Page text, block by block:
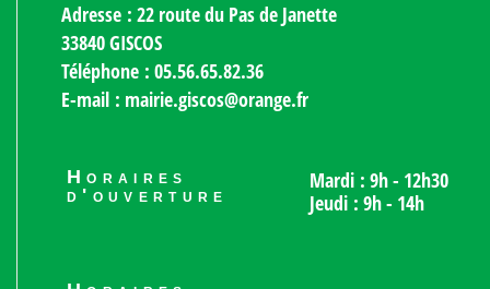
Adresse : 22 route du Pas de Janette
33840 GISCOS
Téléphone : 05.56.65.82.36
E-mail : mairie.giscos@orange.fr
Horaires
d'ouverture
Mardi : 9h - 12h30
Jeudi : 9h - 14h